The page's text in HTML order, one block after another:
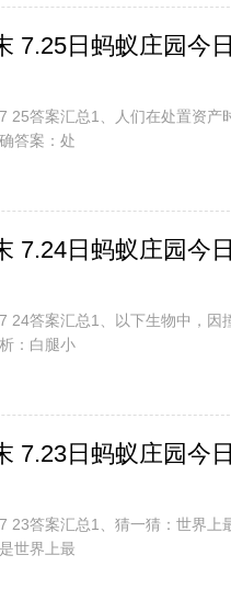
25答案汇总1、人们在处置资产
答案：处
24答案汇总1、以下生物中，因
：白腿小
23答案汇总1、猜一猜：世界上
世界上最